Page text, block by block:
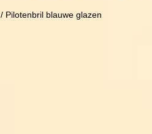
/ Pilotenbril blauwe glazen